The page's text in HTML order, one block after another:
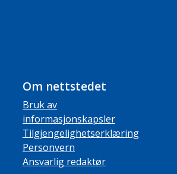
Om nettstedet
Bruk av
informasjonskapsler
Tilgjengelighetserklæring
Personvern
Ansvarlig redaktør